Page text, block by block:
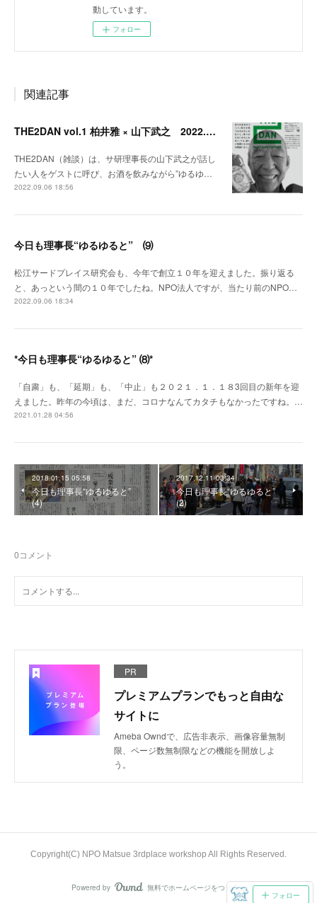
動しています。
フォロー
関連記事
THE2DAN vol.1 柏井雅 × 山下武之 2022.9.20開催
THE2DAN（雑談）は、サ研理事長の山下武之が話し
たい人をゲストに呼び、お酒を飲みながら”ゆるゆ…
2022.09.06 18:56
今日も理事長“ゆるゆると” ⑼
松江サードプレイス研究会も、今年で創立１０年を迎えました。振り返る
と、あっという間の１０年でしたね。NPO法人ですが、当たり前のNPO…
2022.09.06 18:34
*今日も理事長“ゆるゆると” ⑻*
「自粛」も、「延期」も、「中止」も２０２１．１．１８3回目の新年を迎
えました。昨年の今頃は、まだ、コロナなんてカタチもなかったですね。…
2021.01.28 04:56
2018.01.15 05:58
今日も理事長“ゆるゆると”
(4)
2017.12.11 03:34
今日も理事長“ゆるゆると”
(2)
0コメント
PR
プレミアムプランでもっと自由な
サイトに
Ameba Owndで、広告非表示、画像容量無制
限、ページ数無制限などの機能を開放しよ
う。
フォロー
Copyright(C) NPO Matsue 3rdplace workshop All Rights Reserved.
Powered by AmebaOwnd
無料でホームページをつくろう